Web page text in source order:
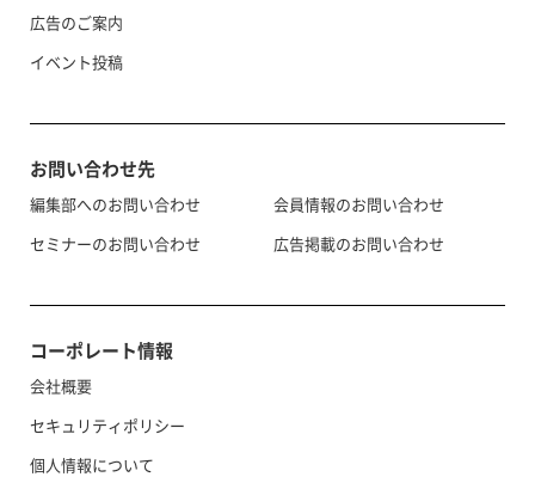
広告のご案内
イベント投稿
お問い合わせ先
編集部へのお問い合わせ
セミナーのお問い合わせ
会員情報のお問い合わせ
広告掲載のお問い合わせ
コーポレート情報
会社概要
セキュリティポリシー
個人情報について